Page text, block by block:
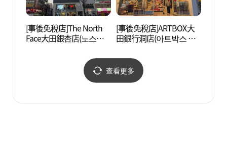
[事後免稅店]The North
Face大田銀杏店(노스페
[事後免稅店]ARTBOX大
田銀行洞店(아트박스 대
查看更多